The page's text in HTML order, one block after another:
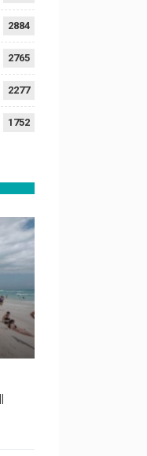
2884
2765
2277
1752